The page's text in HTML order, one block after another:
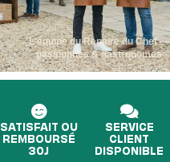
L'équipe du Repaire du Chef —
passionnés & gastronomes
SATISFAIT OU
REMBOURSÉ
30J
SERVICE
CLIENT
DISPONIBLE